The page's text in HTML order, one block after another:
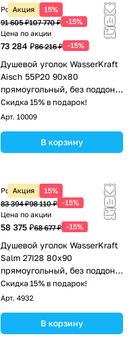
Акция 15%
Розничная цена
91 605 ₽107 770 ₽ -15%
Цена по акции
73 284 ₽86 216 ₽ -15%
Душевой уголок WasserKraft
Aisch 55P20 90х80
прямоугольный, без поддона,
прозрачное стекло, матовое
золото
Скидка 15% в подарок!
Арт. 10009
В корзину
Акция 15%
Розничная цена
83 394 ₽98 110 ₽ -15%
Цена по акции
58 375 ₽68 677 ₽ -15%
Душевой уголок WasserKraft
Salm 27I28 80х90
прямоугольный, без поддона,
прозрачное стекло, хром
Скидка 15% в подарок!
Арт. 4932
В корзину